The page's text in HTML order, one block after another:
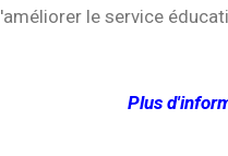
le service
Plus